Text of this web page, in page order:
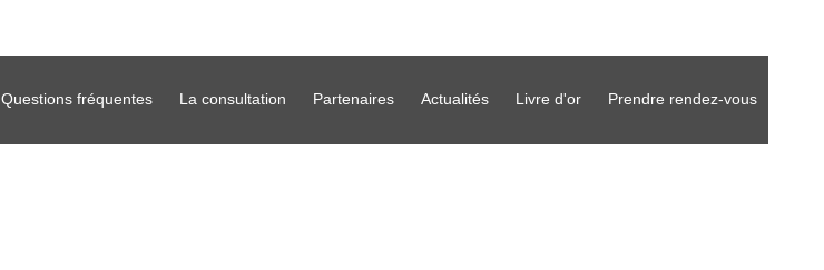
Questions fréquentes La consultation Partenaires Actualités Livre d'or Prendre rendez-vous